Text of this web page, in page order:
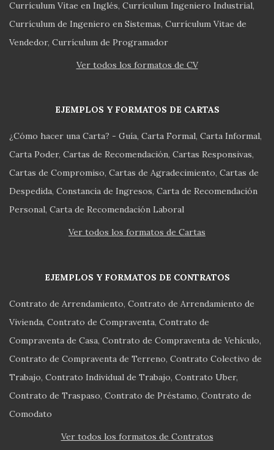
Currículum Vitae en Inglés Currículum Ingeniero Industrial
Currículum de Ingeniero en Sistemas Currículum Vitae de
Vendedor Currículum de Programador
Ver todos los formatos de CV
EJEMPLOS Y FORMATOS DE CARTAS
¿Cómo hacer una Carta? - Guía Carta Formal Carta Informal
Carta Poder Cartas de Recomendación Cartas Responsivas
Cartas de Compromiso Cartas de Agradecimiento Cartas de
Despedida Constancia de Ingresos Carta de Recomendación
Personal Carta de Recomendación Laboral
Ver todos los formatos de Cartas
EJEMPLOS Y FORMATOS DE CONTRATOS
Contrato de Arrendamiento Contrato de Arrendamiento de
Vivienda Contrato de Compraventa Contrato de
Compraventa de Casa Contrato de Compraventa de Vehículo
Contrato de Compraventa de Terreno Contrato Colectivo de
Trabajo Contrato Individual de Trabajo Contrato Uber
Contrato de Traspaso Contrato de Préstamo Contrato de
Comodato
Ver todos los formatos de Contratos